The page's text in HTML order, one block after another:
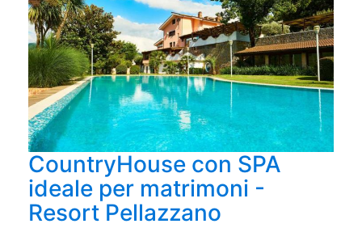
CountryHouse con SPA
ideale per matrimoni -
Resort Pellazzano